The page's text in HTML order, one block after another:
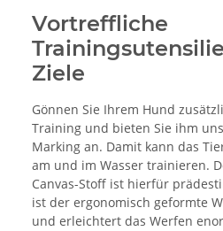
Vortreffliche
Ziele
Gönnen Sie Ihrem Hund
Training und bieten Sie ihm
Marking an. Damit kann das
am und im Wasser trainieren.
Canvas-Stoff ist hierfür
ist der ergonomisch geformte
und erleichtert das Werfen